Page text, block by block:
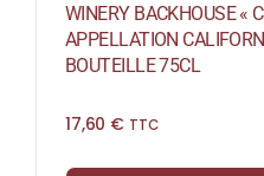
WINERY BACKHOUSE «
APPELLATION
BOUTEILLE 75CL
17,60 € TTC